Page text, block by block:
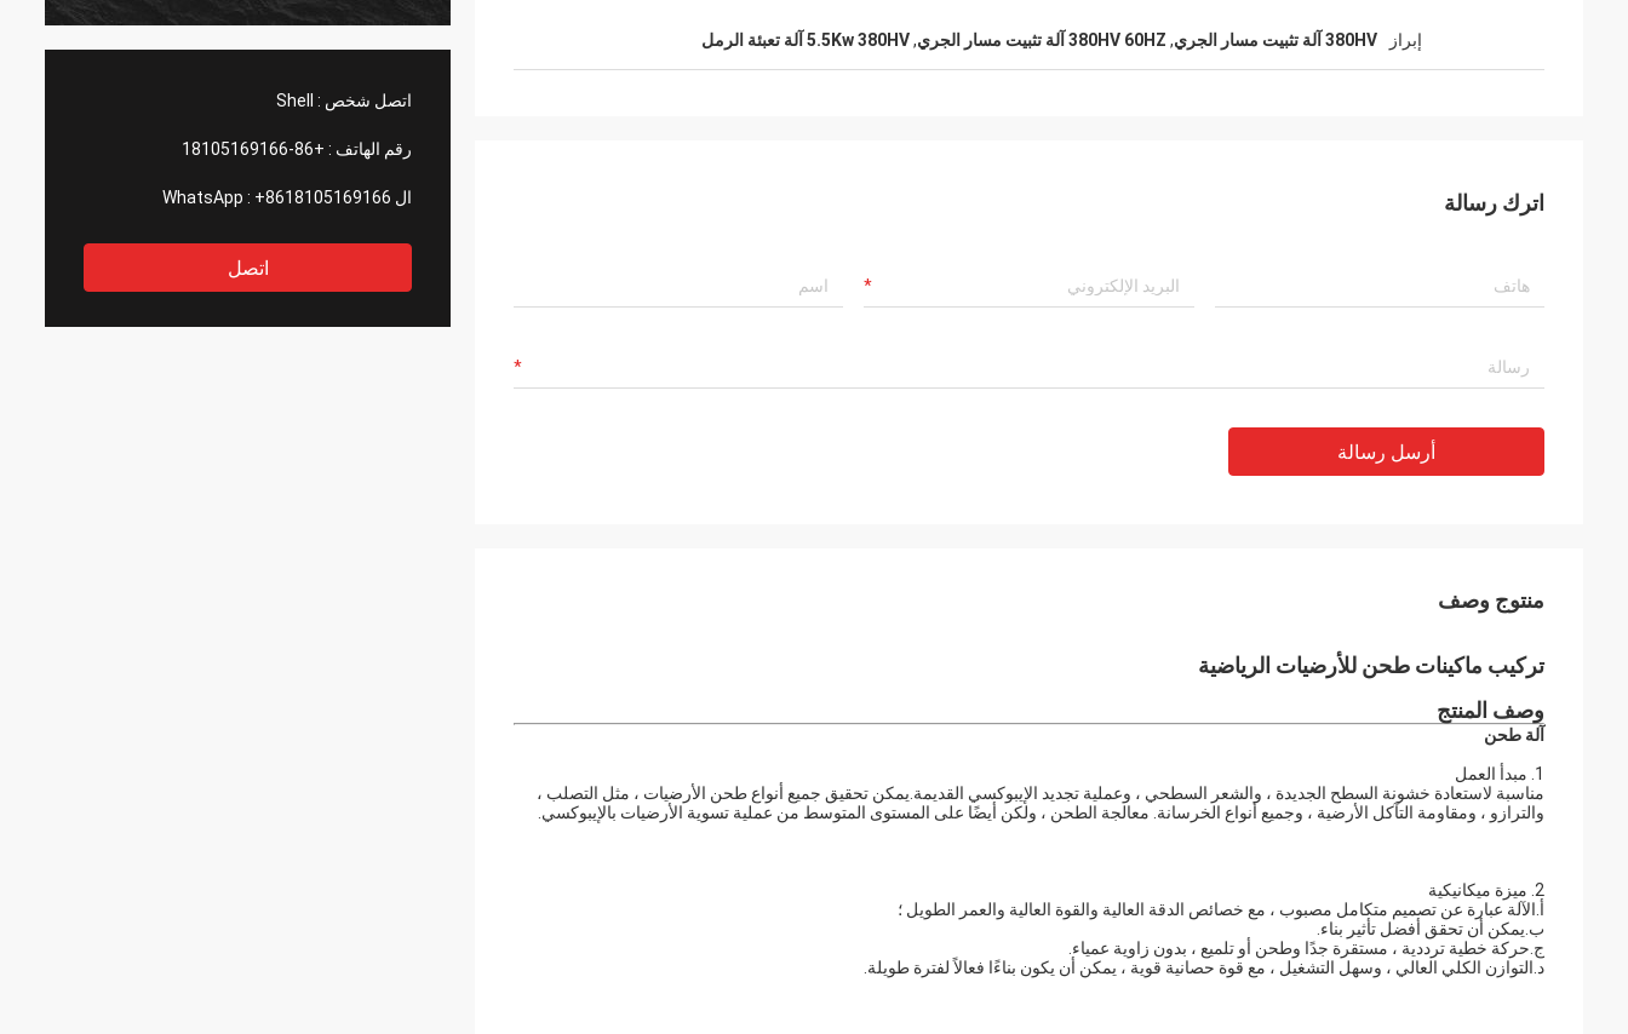
اتصل شخص : Shell
رقم الهاتف : +86-18105169166
ال WhatsApp : +8618105169166
اتصل
إبراز 380HV آلة تثبيت مسار الجري , 380HV 60HZ آلة تثبيت مسار الجري ,5.5Kw 380HV آلة تعبئة الرمل
اترك رسالة
أرسل رسالة
منتوج وصف
تركيب ماكينات طحن للأرضيات الرياضية
وصف المنتج
آلة طحن
1. مبدأ العمل
مناسبة لاستعادة خشونة السطح الجديدة ، والشعر السطحي ، وعملية تجديد الإيبوكسي القديمة.يمكن تحقيق جميع أنواع طحن الأرضيات ، مثل التصلب ،
والترازو ، ومقاومة التآكل الأرضية ، وجميع أنواع الخرسانة. معالجة الطحن ، ولكن أيضًا على المستوى المتوسط ​​من عملية تسوية الأرضيات بالإيبوكسي.
2. ميزة ميكانيكية
أ.الآلة عبارة عن تصميم متكامل مصبوب ، مع خصائص الدقة العالية والقوة العالية والعمر الطويل ؛
ب.يمكن أن تحقق أفضل تأثير بناء.
ج.حركة خطية ترددية ، مستقرة جدًا وطحن أو تلميع ، بدون زاوية عمياء.
د.التوازن الكلي العالي ، وسهل التشغيل ، مع قوة حصانية قوية ، يمكن أن يكون بناءًا فعالاً لفترة طويلة.